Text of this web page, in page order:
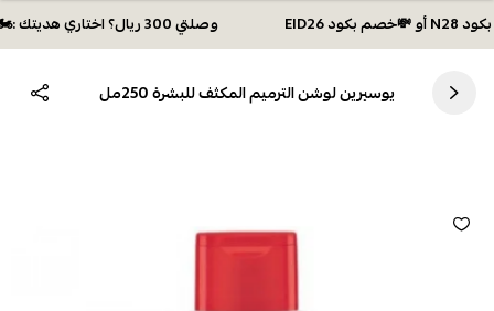
وصلتي 300 ريال؟ اختاري هديتك :🏍 شحن مجاني بكود N28 أو 💸خصم بكود EID26
يوسيرين لوشن الترميم المكثف للبشرة 250مل